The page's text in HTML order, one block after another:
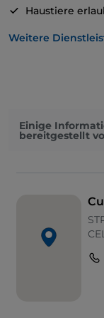
Haustiere
Mastercard
Weitere
Einige
bereitgestellt